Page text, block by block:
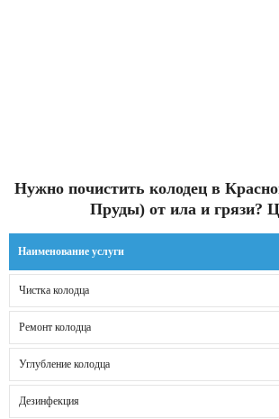
Нужно почистить колодец в
Пруды) от ила и грязи?
Наименование услуги
Чистка колодца
Ремонт колодца
Углубление колодца
Дезинфекция